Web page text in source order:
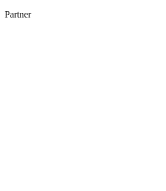
Partner